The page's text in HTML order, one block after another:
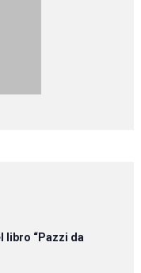
libro “Pazzi da